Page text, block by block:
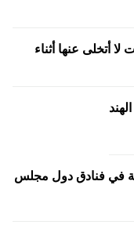
10 مستلزمات لا أتخلى عنها أثناء
في فنادق دول مجلس